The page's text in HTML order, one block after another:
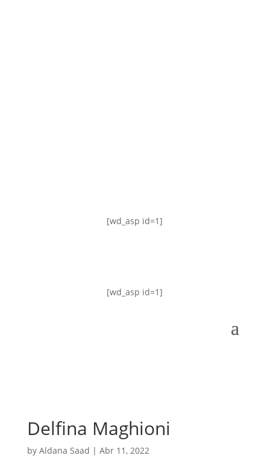
[wd_asp id=1]
[wd_asp id=1]
Delfina Maghioni
by Aldana Saad | Abr 11, 2022